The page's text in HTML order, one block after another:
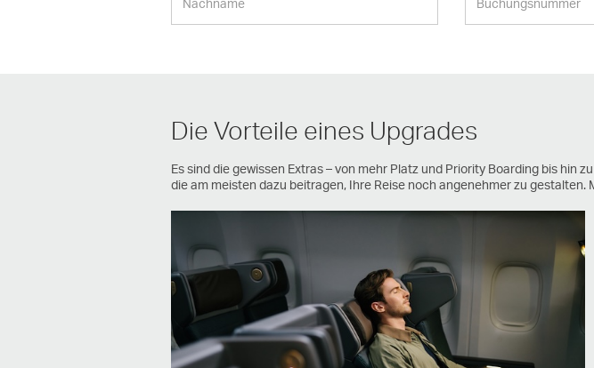
Die Vorteile eines Upgrades
Es sind die gewissen Extras – von mehr Platz und Priority Boarding bis hin
die am meisten dazu beitragen, Ihre Reise noch angenehmer zu gestalten.